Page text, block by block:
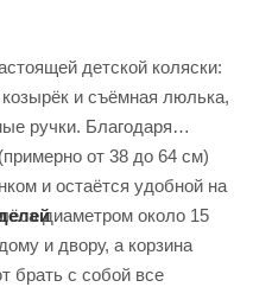
детской коляски:
и съёмная люлька,
ручки. Благодаря
от 38 до 64 см)
и остаётся удобной на
диаметром около 15
и двору, а корзина
брать с собой все